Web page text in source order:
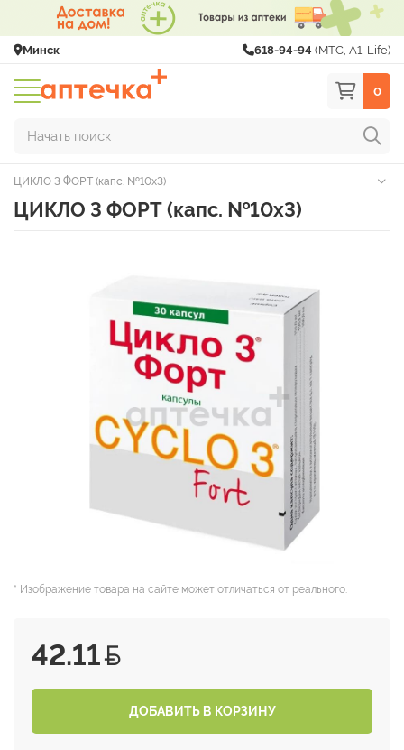
Минск 618-94-94 (МТС, A1, Life)
0
Начать поиск
ЦИКЛО 3 ФОРТ (капс. №10х3)
ЦИКЛО 3 ФОРТ (капс. №10х3)
* Изображение товара на сайте может отличаться от реального.
42.11
ДОБАВИТЬ В КОРЗИНУ